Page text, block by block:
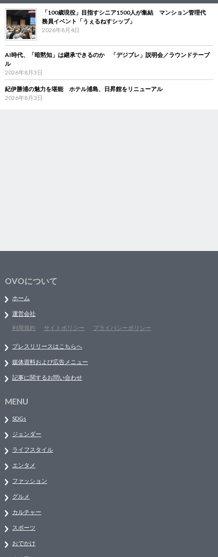
「100歳現役」目指すシニア1500人が集結 マンション管理代
務員イベント「うぇるねすシップ」
2026年8月4日
AI時代、「暗黙知」は継承できるのか 「デジブレ」説明会／ラウンドテーブ
ル
2026年8月3日
紀伊勝浦の魅力を堪能 ホテル浦島、日昇館をリニューアル
2026年8月3日
OVOについて
ホーム
運営会社
利用規約
サイトポリシー プライバシーポリシー
プレスリリースはこちらへ
媒体資料および広告メニュー
記事に関するお問い合わせ
MENU
SDGs
ジェンダー
ライフスタイル
エンタメ
ファッション
グルメ
カルチャー
スポーツ
おでかけ